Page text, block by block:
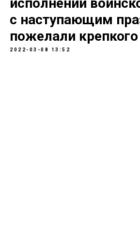
с наступающим
пожелали
2022-03-08 13:52